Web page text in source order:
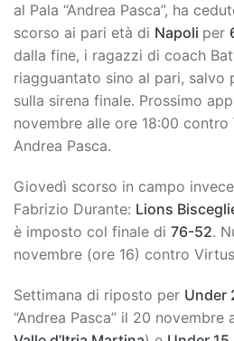
al Pala “Andrea Pasca”, ha
scorso ai pari età di Napoli per
dalla fine, i ragazzi di coach
riagguantato sino al pari, salvo
sulla sirena finale. Prossimo
novembre alle ore 18:00 contro
Andrea Pasca.
Giovedì scorso in campo invece
Fabrizio Durante: Lions
è imposto col finale di 76-52.
novembre (ore 16) contro
Settimana di riposto per Under
“Andrea Pasca” il 20 novembre